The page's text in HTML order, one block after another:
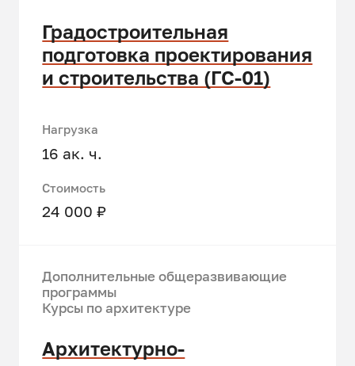
Градостроительная
подготовка проектирования
и строительства (ГС-01)
Нагрузка
16 ак. ч.
Стоимость
24 000 ₽
Дополнительные общеразвивающие
программы
Курсы по архитектуре
Архитектурно-